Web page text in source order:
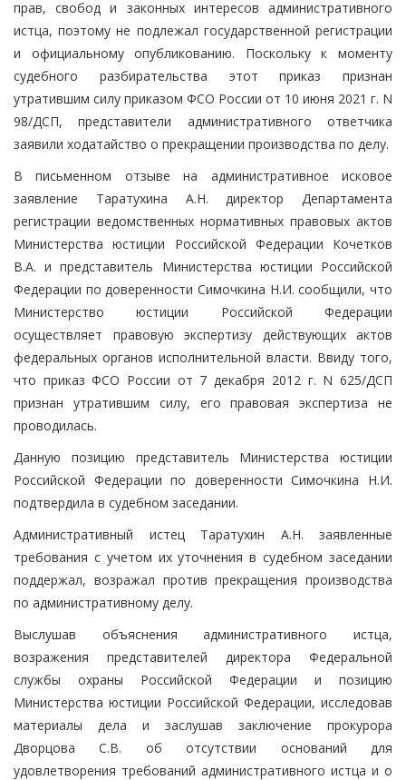
прав, свобод и законных интересов административного
истца, поэтому не подлежал государственной регистрации
и официальному опубликованию. Поскольку к моменту
судебного разбирательства этот приказ признан
утратившим силу приказом ФСО России от 10 июня 2021 г. N
98/ДСП, представители административного ответчика
заявили ходатайство о прекращении производства по делу.
В письменном отзыве на административное исковое
заявление Таратухина А.Н. директор Департамента
регистрации ведомственных нормативных правовых актов
Министерства юстиции Российской Федерации Кочетков
В.А. и представитель Министерства юстиции Российской
Федерации по доверенности Симочкина Н.И. сообщили, что
Министерство юстиции Российской Федерации
осуществляет правовую экспертизу действующих актов
федеральных органов исполнительной власти. Ввиду того,
что приказ ФСО России от 7 декабря 2012 г. N 625/ДСП
признан утратившим силу, его правовая экспертиза не
проводилась.
Данную позицию представитель Министерства юстиции
Российской Федерации по доверенности Симочкина Н.И.
подтвердила в судебном заседании.
Административный истец Таратухин А.Н. заявленные
требования с учетом их уточнения в судебном заседании
поддержал, возражал против прекращения производства
по административному делу.
Выслушав объяснения административного истца,
возражения представителей директора Федеральной
службы охраны Российской Федерации и позицию
Министерства юстиции Российской Федерации, исследовав
материалы дела и заслушав заключение прокурора
Дворцова С.В. об отсутствии оснований для
удовлетворения требований административного истца и о